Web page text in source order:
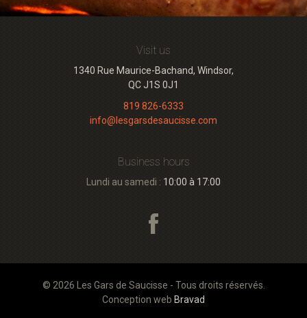
Visit us
1340 Rue Maurice-Bachand, Windsor,
QC J1S 0J1
819 826-6333
info@lesgarsdesaucisse.com
Business hours
Lundi au samedi : 10:00 à 17:00
© 2026 Les Gars de Saucisse - Tous droits réservés.
Conception web Bravad